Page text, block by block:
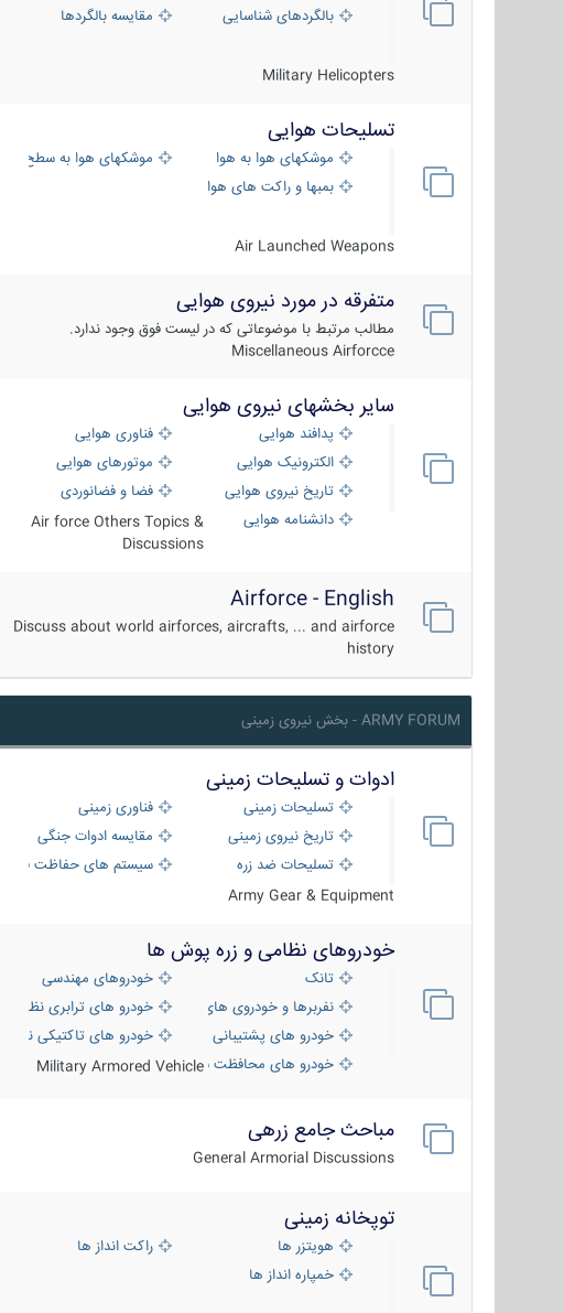
بالگردهای شناسایی
مقایسه بالگردها
Military Helicopters
تسلیحات هوایی
موشکهای هوا به هوا
موشکهای هوا به سطح
بمبها و راکت های هوایی
Air Launched Weapons
متفرقه در مورد نیروی هوایی
مطالب مرتبط با موضوعاتی که در لیست فوق وجود ندارد.
Miscellaneous Airforcce
سایر بخشهای نیروی هوایی
پدافند هوایی
فناوری هوایی
الکترونیک هوایی
موتورهای هوایی
تاریخ نیروی هوایی
فضا و فضانوردی
دانشنامه هوایی
Air force Others Topics &
Discussions
Airforce - English
Discuss about world airforces, aircrafts, ... and airforce
history
ARMY FORUM - بخش نیروی زمینی
ادوات و تسلیحات زمینی
تسلیحات زمینی
فناوری زمینی
تاریخ نیروی زمینی
مقایسه ادوات جنگی
تسلیحات ضد زره
سیستم های حفاظت فعال
Army Gear & Equipment
خودروهای نظامی و زره پوش ها
تانک
خودروهای مهندسی
نفربرها و خودروی های رزمی پیاده نظامخودرو های ترابری نظامی
خودرو های پشتیبانی آتش ، شناسایی و ضد تانک
خودرو های تاکتیکی نظامی
خودرو های محافظت شدهMilitary Armored Vehicle
مباحث جامع زرهی
General Armorial Discussions
توپخانه زمینی
هویتزر ها
راکت انداز ها
خمپاره انداز ها